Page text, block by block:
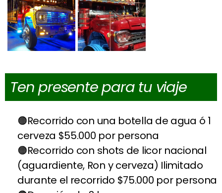
Ten presente para tu viaje
Recorrido con una botella de agua ó 1
cerveza $55.000 por persona
Recorrido con shots de licor nacional
(aguardiente, Ron y cerveza) Ilimitado
durante el recorrido $75.000 por persona